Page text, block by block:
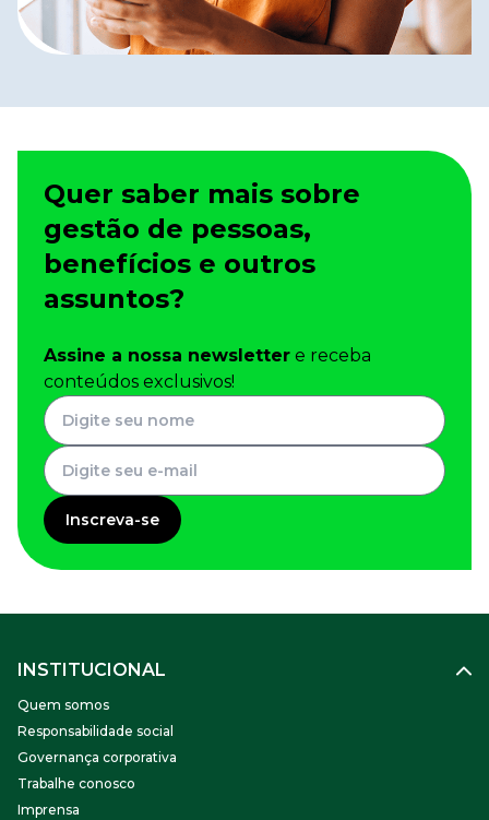
Quer saber mais sobre
gestão de pessoas,
benefícios e outros
assuntos?
Assine a nossa newsletter e receba
conteúdos exclusivos!
Inscreva-se
INSTITUCIONAL
Quem somos
Responsabilidade social
Governança corporativa
Trabalhe conosco
Imprensa